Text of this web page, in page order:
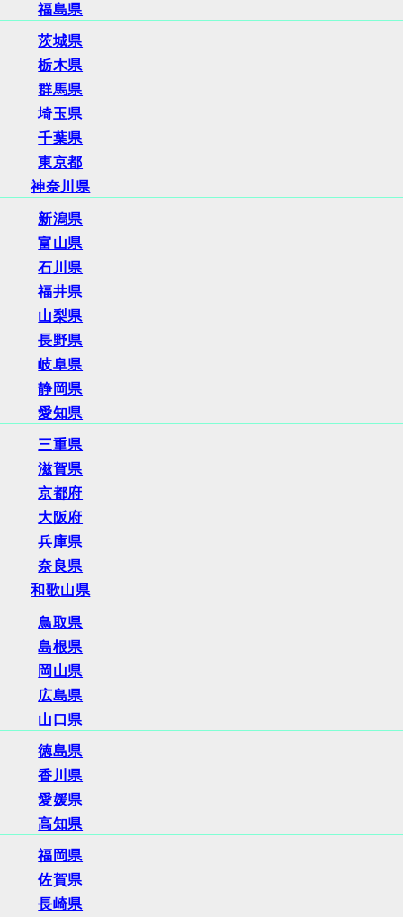
福島県
茨城県
栃木県
群馬県
埼玉県
千葉県
東京都
神奈川県
新潟県
富山県
石川県
福井県
山梨県
長野県
岐阜県
静岡県
愛知県
三重県
滋賀県
京都府
大阪府
兵庫県
奈良県
和歌山県
鳥取県
島根県
岡山県
広島県
山口県
徳島県
香川県
愛媛県
高知県
福岡県
佐賀県
長崎県